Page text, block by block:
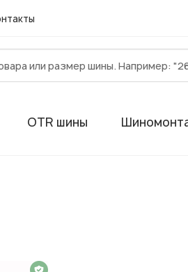
OTR шины